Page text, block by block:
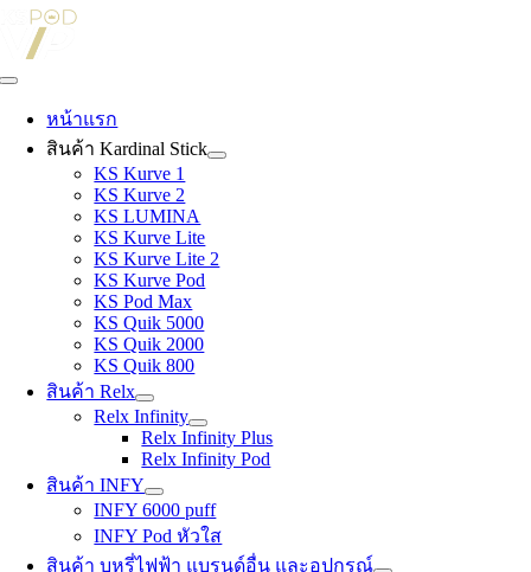
Skip
content
Toggle
Navigation
หน้าแรก
สินค้า Kardinal Stick
KS Kurve 1
KS Kurve 2
KS LUMINA
KS Kurve Lite
KS Kurve Lite 2
KS Kurve Pod
KS Pod Max
KS Quik 5000
KS Quik 2000
KS Quik 800
สินค้า Relx
Relx Infinity
Relx Infinity Plus
Relx Infinity Pod
สินค้า INFY
INFY 6000 puff
INFY Pod หัวใส
สินค้า บุหรี่ไฟฟ้า แบรนด์อื่น และอุปกรณ์